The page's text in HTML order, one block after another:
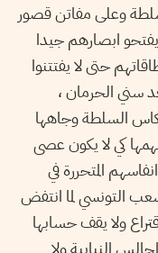
وعلى مفاتن قصور
ابصارهم جيدا
حتى لا يفتتنوا
سني الحرمان ،
كاس السلطة وجاهها
كي لا يكون عصى
المتحررة في
التونسي لما انتفض
ولا يقف حسابها